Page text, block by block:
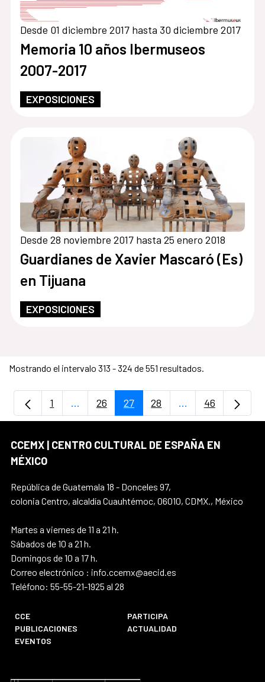
Desde 01 diciembre 2017 hasta 30 diciembre 2017
Memoria 10 años Ibermuseos
2007-2017
EXPOSICIONES
Desde 28 noviembre 2017 hasta 25 enero 2018
Guardianes de Xavier Mascaró (Es)
en Tijuana
EXPOSICIONES
Mostrando el intervalo 313 - 324 de 551 resultados.
Página
1 ...Páginas intermedias Use TAB para
Página
26 Página
27 Página
28 ...PáginasPágina
46
CCEMX | CENTRO CULTURAL DE ESPAÑA EN
MÉXICO
República de Guatemala 18 - Donceles 97,
colonia Centro, alcaldía Cuauhtémoc, 06010, CDMX., México
Martes a viernes de 11 a 21 h.
Sábados de 10 a 21 h.
Domingos de 10 a 17 h.
Correo electrónico : info.ccemx@aecid.es
Teléfono: 55-55-21-1925 al 28
CCE
PARTICIPA
PUBLICACIONES
ACTUALIDAD
EVENTOS